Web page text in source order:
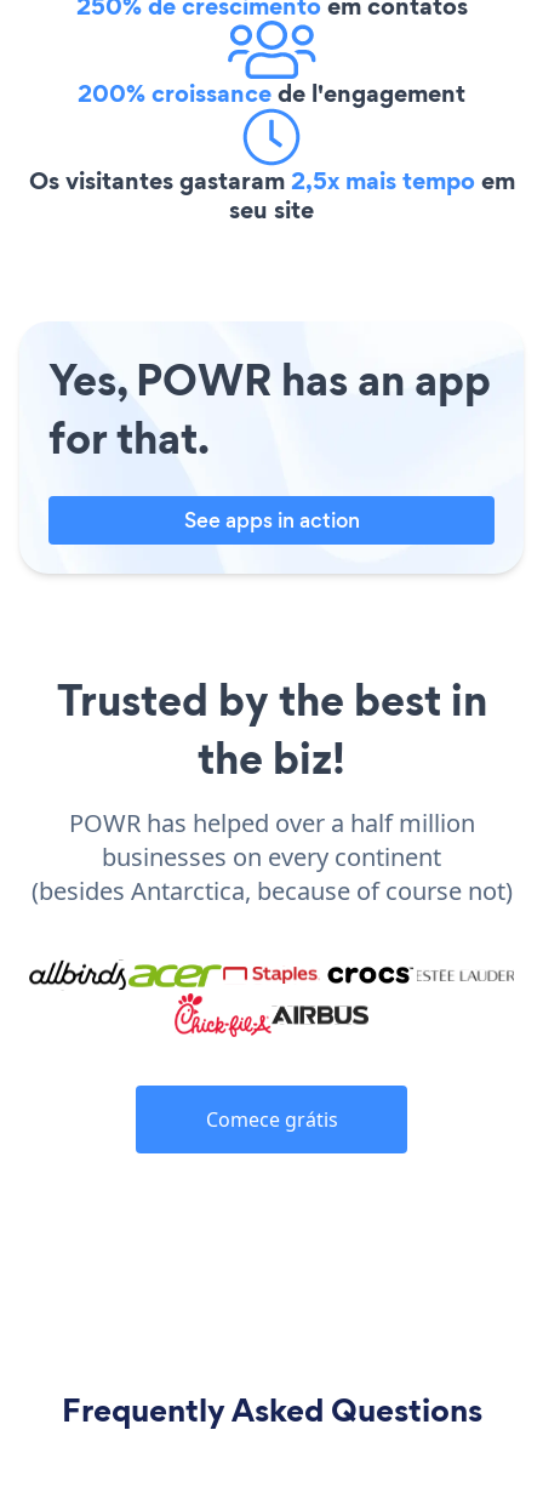
200% croissancede l'engagement
Os visitantes gastaram2,5x mais tempoem
seu site
Yes, POWR has an app
for that.
See apps in action
Trusted by the best in
the biz!
POWR has helped over a half million
businesses on every continent
(besides Antarctica, because of course not)
Comece grátis
Frequently Asked Questions